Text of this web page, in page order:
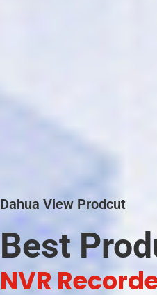
Dahua View Prodcut
Best
|